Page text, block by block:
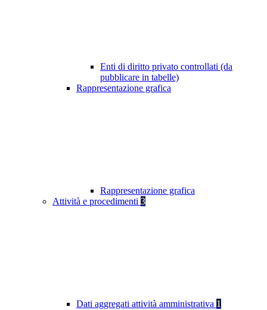
Enti di diritto privato controllati (da
pubblicare in tabelle)
Rappresentazione grafica
Rappresentazione grafica
Attività e procedimenti 3
Dati aggregati attività amministrativa 1